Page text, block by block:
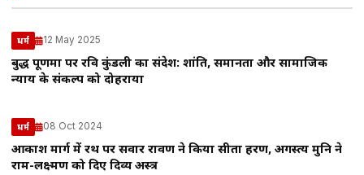
धर्म 12 May 2025
बुद्ध पूर्णिमा पर रवि कुंडली का संदेश: शांति, समानता और सामाजिक
न्याय के संकल्प को दोहराया
धर्म 08 Oct 2024
आकाश मार्ग में रथ पर सवार रावण ने किया सीता हरण, अगस्त्य मुनि ने
राम-लक्ष्मण को दिए दिव्य अस्त्र